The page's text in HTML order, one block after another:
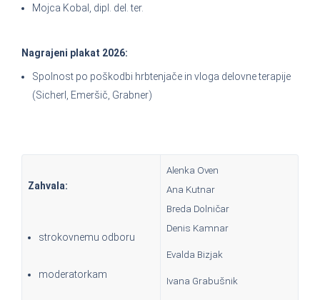
Mojca Kobal, dipl. del. ter.
Nagrajeni plakat 2026:
Spolnost po poškodbi hrbtenjače in vloga delovne terapije
(Sicherl, Emeršič, Grabner)
Zahvala:
strokovnemu odboru
moderatorkam
Alenka Oven
Ana Kutnar
Breda Dolničar
Denis Kamnar
Evalda Bizjak
Ivana Grabušnik